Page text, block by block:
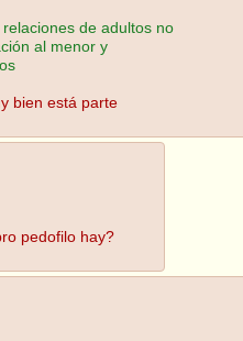
de adultos no
al menor y
bien está parte
pedofilo hay?